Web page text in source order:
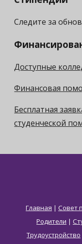
Следите за
Доступные
Финансовая
Бесплатная
студенческой
Главная | Совет
Родители |
Трудоустройство